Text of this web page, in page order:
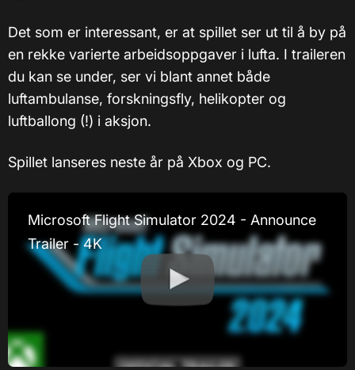
Det som er interessant, er at spillet ser ut til å by på
en rekke varierte arbeidsoppgaver i lufta. I traileren
du kan se under, ser vi blant annet både
luftambulanse, forskningsfly, helikopter og
luftballong (!) i aksjon.
Spillet lanseres neste år på Xbox og PC.
Microsoft Flight Simulator 2024 - Announce
Trailer - 4K